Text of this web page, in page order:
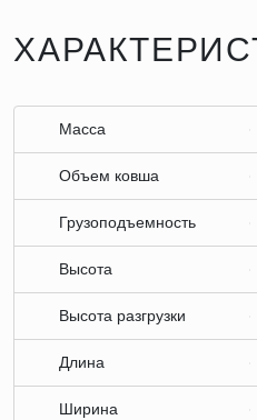
Масса
Объем ковша
Грузоподъемность
Высота
Высота разгрузки
Длина
Ширина